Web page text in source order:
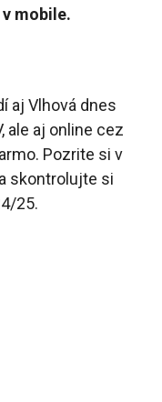
mobile.
aj Vlhová dnes
ale aj online cez
Pozrite si v
skontrolujte si
25.